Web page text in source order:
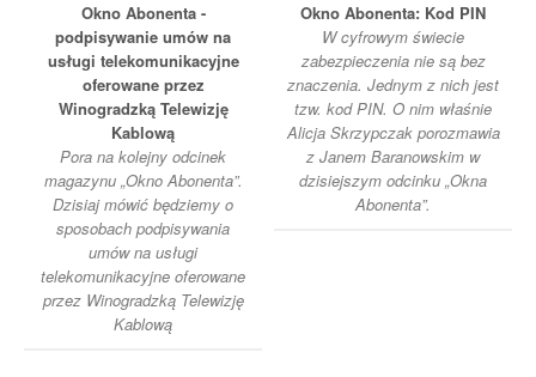
Okno Abonenta -
podpisywanie umów na
usługi telekomunikacyjne
oferowane przez
Winogradzką Telewizję
Kablową
Pora na kolejny odcinek
magazynu „Okno Abonenta”.
Dzisiaj mówić będziemy o
sposobach podpisywania
umów na usługi
telekomunikacyjne oferowane
przez Winogradzką Telewizję
Kablową
Okno Abonenta: Kod PIN
W cyfrowym świecie
zabezpieczenia nie są bez
znaczenia. Jednym z nich jest
tzw. kod PIN. O nim właśnie
Alicja Skrzypczak porozmawia
z Janem Baranowskim w
dzisiejszym odcinku „Okna
Abonenta”.